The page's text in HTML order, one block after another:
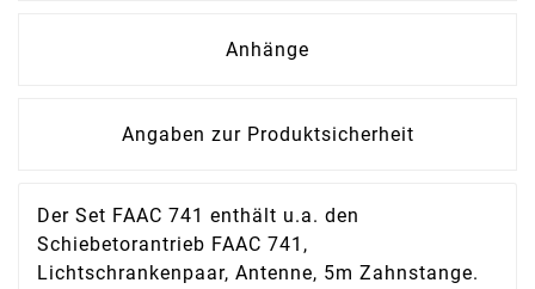
Anhänge
Angaben zur Produktsicherheit
Der Set FAAC 741 enthält u.a. den
Schiebetorantrieb FAAC 741,
Lichtschrankenpaar, Antenne, 5m Zahnstange.